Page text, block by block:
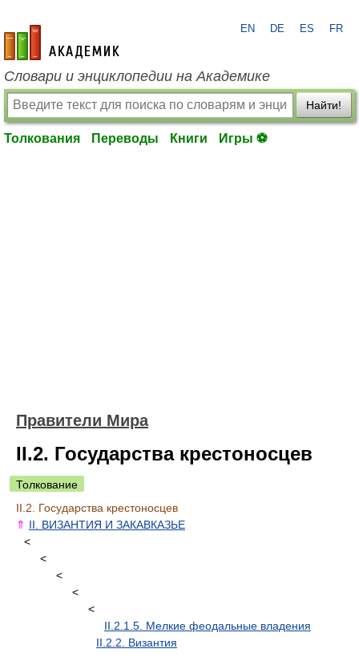
academic.ru
EN DE ES FR
Словари и энциклопедии на Академике
Найти!
Толкования Переводы Книги Игры ⚽
Правители Мира
II.2. Государства крестоносцев
Толкование
II.2. Государства крестоносцев
⇑ II. ВИЗАНТИЯ И ЗАКАВКАЗЬЕ
<
<
<
<
<
II.2.1.5. Мелкие феодальные владения
II.2.2. Византия